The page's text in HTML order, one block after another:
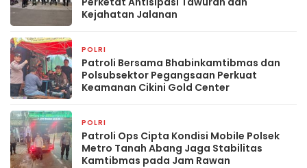
Kejahatan Jalanan
POLRI
Patroli Bersama Bhabinkamtibmas dan
Polsubsektor Pegangsaan Perkuat
Keamanan Cikini Gold Center
POLRI
Patroli Ops Cipta Kondisi Mobile Polsek
Metro Tanah Abang Jaga Stabilitas
Kamtibmas pada Jam Rawan